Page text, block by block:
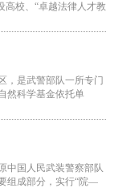
高校、“卓越法律人才教
，是武警部队一所专门
然科学基金依托单
中国人民武装警察部队
组成部分，实行“院—